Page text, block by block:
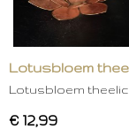
Lotusbloem
Lotusbloem
€ 12,99